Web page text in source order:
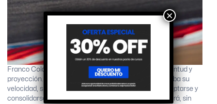
Franco Colapinto llega a este desafío con talento, juventud y
proyección. La temporada 2026 no solo pondrá a prueba su
velocidad, sino también su capacidad para crecer, adaptarse y
consolidarse en la élite del automovilismo mundial. Será, sin
×